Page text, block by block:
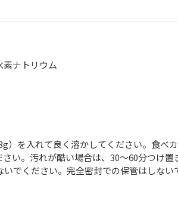
素ナトリウム
）を入れて良く溶かしてください。食べ
い。汚れが酷い場合は、30～60分つけ置
でください。完全密封での保管はしない